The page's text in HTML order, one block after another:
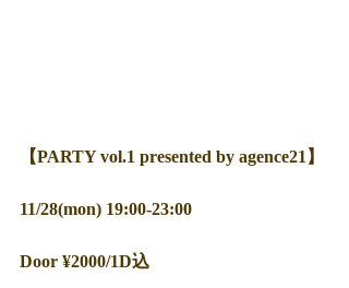
【PARTY vol.1 presented by agence21】
11/28(mon) 19:00-23:00
Door ¥2000/1D込